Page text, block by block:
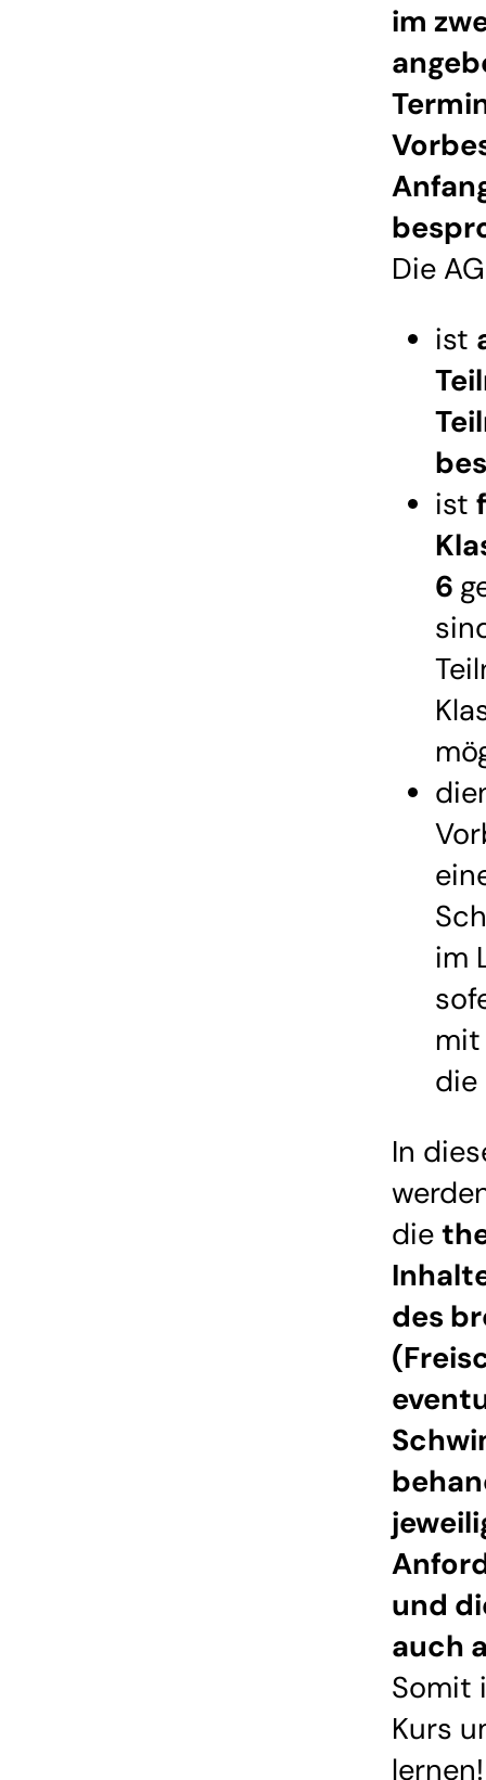
im
Die
ist
ist
6
im
mit
die
In
die
des
und
auch
Somit
Kurs